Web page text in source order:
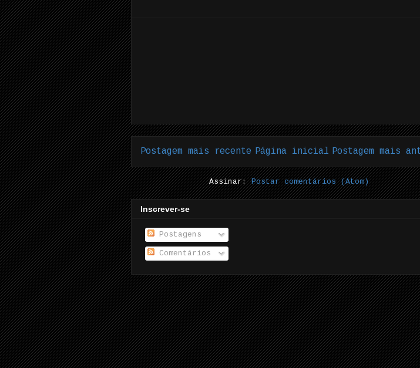
Postagem mais recente Postagem mais
Página inicial
Assinar:Postar comentários (Atom)
Inscrever-se
Postagens
Comentários